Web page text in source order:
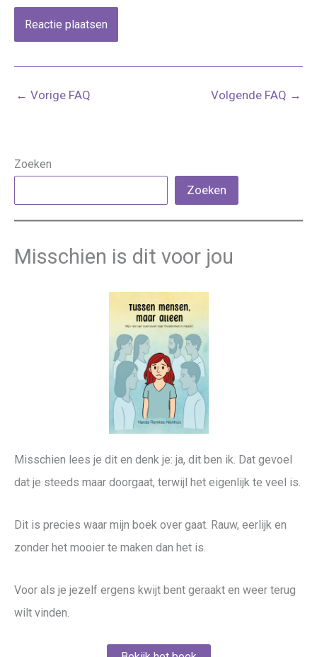
← Vorige FAQ Volgende FAQ →
Zoeken
Zoeken
Misschien is dit voor jou
Misschien lees je dit en denk je: ja, dit ben ik. Dat gevoel
dat je steeds maar doorgaat, terwijl het eigenlijk te veel is.
Dit is precies waar mijn boek over gaat. Rauw, eerlijk en
zonder het mooier te maken dan het is.
Voor als je jezelf ergens kwijt bent geraakt en weer terug
wilt vinden.